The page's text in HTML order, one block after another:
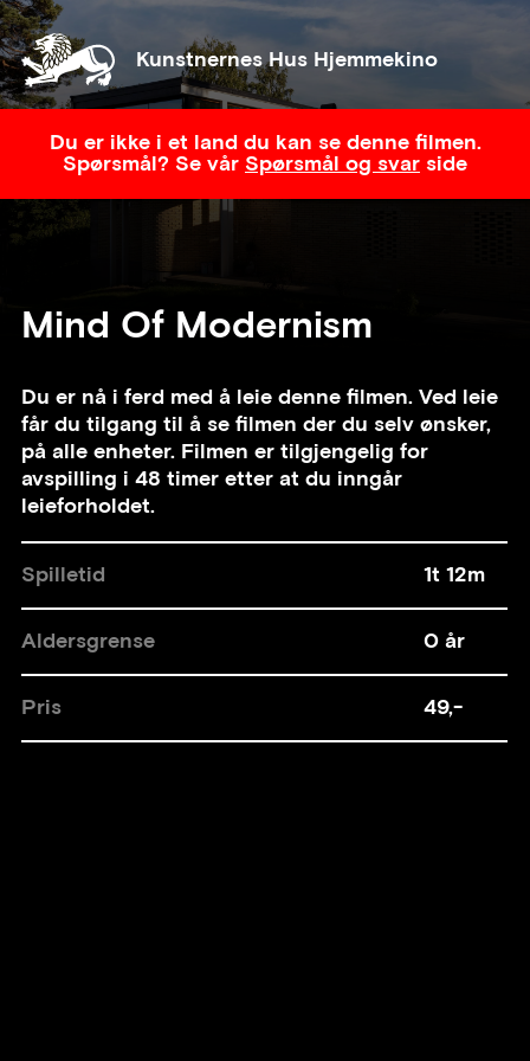
Kunstnernes Hus Hjemmekino
Du er ikke i et land du kan se denne filmen.
Spørsmål? Se vår Spørsmål og svar side
Mind Of Modernism
Du er nå i ferd med å leie denne filmen. Ved leie
får du tilgang til å se filmen der du selv ønsker,
på alle enheter. Filmen er tilgjengelig for
avspilling i 48 timer etter at du inngår
leieforholdet.
Spilletid 1t 12m
Aldersgrense 0 år
Pris 49,-